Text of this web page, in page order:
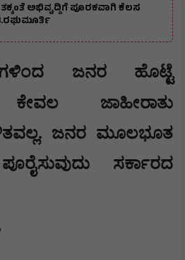
ಅಭಿವೃದ್ದಿಗೆ ಪೂರಕವಾಗಿ ಕೆಲಸ
ಜನರ ಹೊಟ್ಟೆ
ಕೇವಲ ಜಾಹೀರಾತು
ಜನರ ಮೂಲಭೂತ
ಸರ್ಕಾರದ